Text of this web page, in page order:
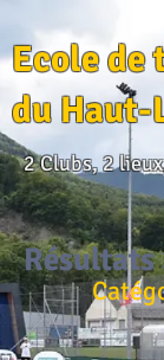
Ecole de
du Haut-
2 Clubs, 2
Résultats